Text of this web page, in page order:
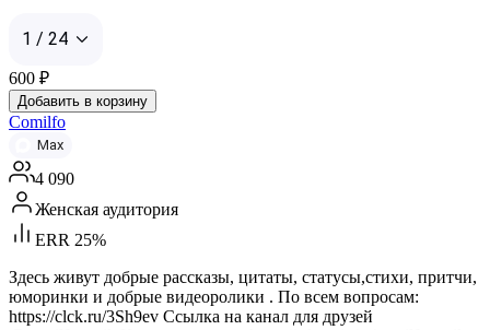
1 / 24
600 ₽
Добавить в корзину
Comilfo
Max
4 090
Женская аудитория
ERR 25%
Здесь живут добрые рассказы, цитаты, статусы,стихи, притчи,
юморинки и добрые видеоролики . По всем вопросам:
https://clck.ru/3Sh9ev Ссылка на канал для друзей